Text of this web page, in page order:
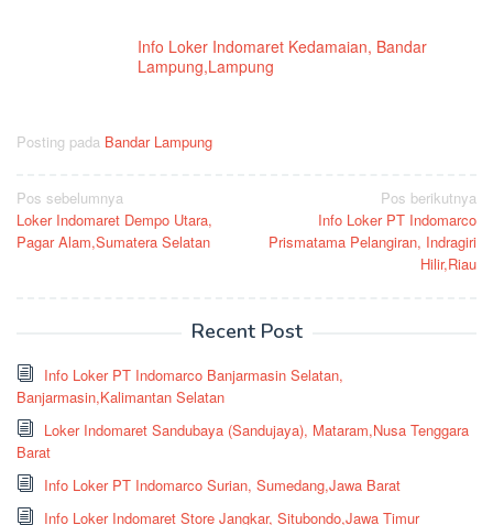
Info Loker Indomaret Kedamaian, Bandar
Lampung,Lampung
Posting pada Bandar Lampung
Navigasi
pos
Pos sebelumnya
Loker Indomaret Dempo Utara,
Pagar Alam,Sumatera Selatan
Pos berikutnya
Info Loker PT Indomarco
Prismatama Pelangiran, Indragiri
Hilir,Riau
Recent Post
Info Loker PT Indomarco Banjarmasin Selatan,
Banjarmasin,Kalimantan Selatan
Loker Indomaret Sandubaya (Sandujaya), Mataram,Nusa Tenggara
Barat
Info Loker PT Indomarco Surian, Sumedang,Jawa Barat
Info Loker Indomaret Store Jangkar, Situbondo,Jawa Timur